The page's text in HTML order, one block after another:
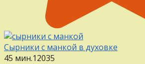
Сырники с манкой в духовке
45 мин.12035